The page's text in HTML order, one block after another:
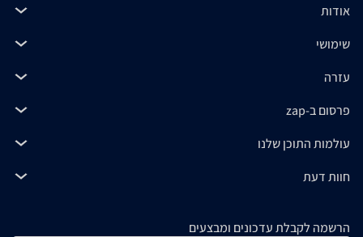
אודות
שימושי
עזרה
פרסום ב-zap
עולמות התוכן שלנו
חוות דעת
הרשמה לקבלת עדכונים ומבצעים